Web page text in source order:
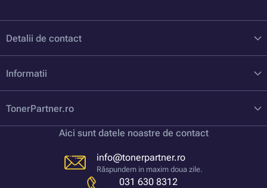
Detalii de contact
Informatii
TonerPartner.ro
Aici sunt datele noastre de contact
info@tonerpartner.ro
Răspundem in maxim doua zile.
031 630 8312